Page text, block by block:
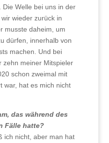
Welle bei uns in der
wieder zurück in
musste daheim, um
dürfen, innerhalb von
machen. Und bei
zehn meiner Mitspieler
schon zweimal mit
war, hat es mich nicht
das während des
Fälle hatte?
ich nicht, aber man hat